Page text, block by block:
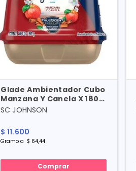
Glade Ambientador Cubo
Manzana Y Canela X 180
Gr
SC JOHNSON
$ 11.600
Gramo a $ 64,44
Comprar